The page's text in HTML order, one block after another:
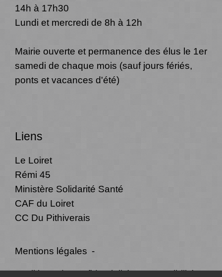
14h à 17h30
Lundi et mercredi de 8h à 12h
Mairie ouverte et permanence des élus le 1er
samedi de chaque mois (sauf jours fériés,
ponts et vacances d'été)
Liens
Le Loiret
Rémi 45
Ministère Solidarité Santé
CAF du Loiret
CC Du Pithiverais
Mentions légales -
Politique de confidentialité - Accessibilité -